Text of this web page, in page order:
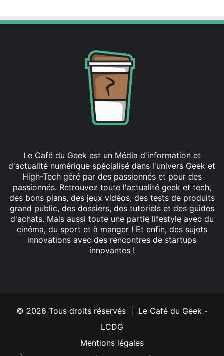
Le Café du Geek est un Média d'information et
d'actualité numérique spécialisé dans l'univers Geek et
High-Tech géré par des passionnés et pour des
passionnés. Retrouvez toute l'actualité geek et tech,
des bons plans, des jeux vidéos, des tests de produits
grand public, des dossiers, des tutoriels et des guides
d'achats. Mais aussi toute une partie lifestyle avec du
cinéma, du sport et à manger ! Et enfin, des sujets
innovations avec des rencontres de startups
innovantes !
© 2026 Tous droits réservés | Le Café du Geek -
LCDG
Mentions légales